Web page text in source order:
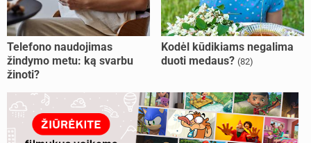
Telefono naudojimas
žindymo metu: ką svarbu
žinoti?
Kodėl kūdikiams negalima
duoti medaus? (82)